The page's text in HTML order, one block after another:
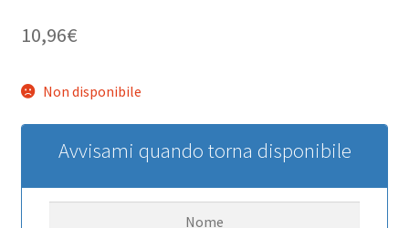
10,96€
Non disponibile
Avvisami quando torna disponibile